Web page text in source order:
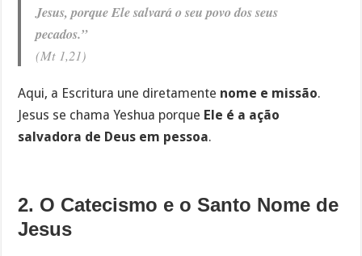
Jesus, porque Ele salvará o seu povo dos seus
pecados.”
(Mt 1,21)
Aqui, a Escritura une diretamente nome e missão.
Jesus se chama Yeshua porque Ele é a ação
salvadora de Deus em pessoa.
2. O Catecismo e o Santo Nome de
Jesus